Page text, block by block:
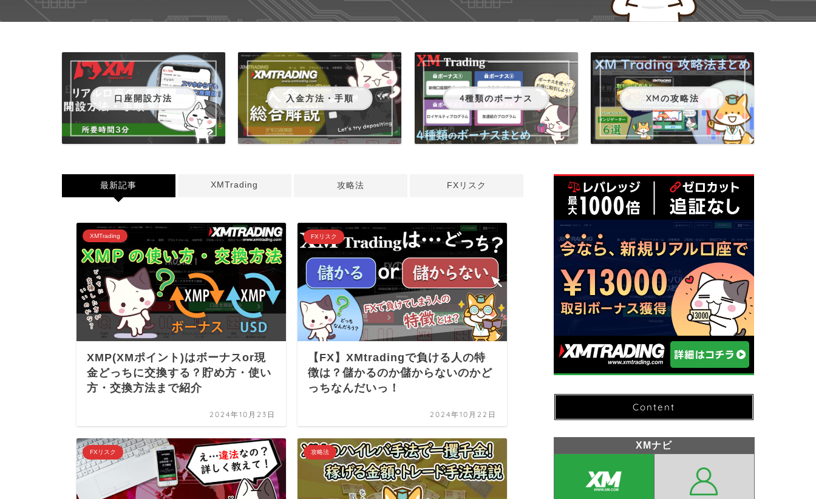
口座開設方法 入金方法・手順 4種類のボーナス XMの攻略法
最新記事 XMTrading 攻略法 FXリスク
XMTrading
XMP(XMポイント)はボーナスor現
金どっちに交換する？貯め方・使い
方・交換方法まで紹介
2024年10月23日
FXリスク
【FX】XMtradingで負ける人の特
徴は？儲かるのか儲からないのかど
っちなんだいっ！
2024年10月22日
FXリスク 攻略法
XMTrading
【最新版】XMTradingの口座開設方
法を徹底解説【所要時間3分】
Content
XMナビ